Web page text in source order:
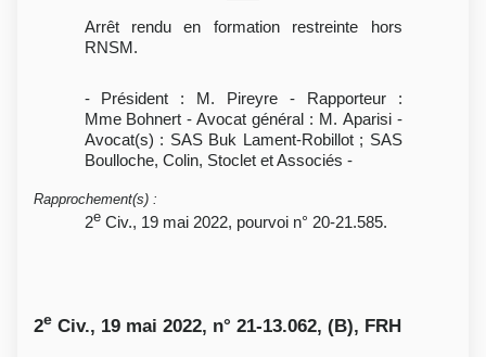
Arrêt rendu en formation restreinte hors
RNSM.
- Président : M. Pireyre - Rapporteur :
Mme Bohnert - Avocat général : M. Aparisi -
Avocat(s) : SAS Buk Lament-Robillot ; SAS
Boulloche, Colin, Stoclet et Associés -
Rapprochement(s) :
2eCiv., 19 mai 2022, pourvoi n° 20-21.585.
2e Civ., 19 mai 2022, n° 21-13.062, (B), FRH